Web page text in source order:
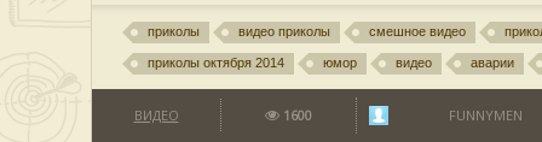
приколы видео приколы смешное видео
приколы октября 2014 юмор видео аварии
ВИДЕО 1600 FUNNYMEN